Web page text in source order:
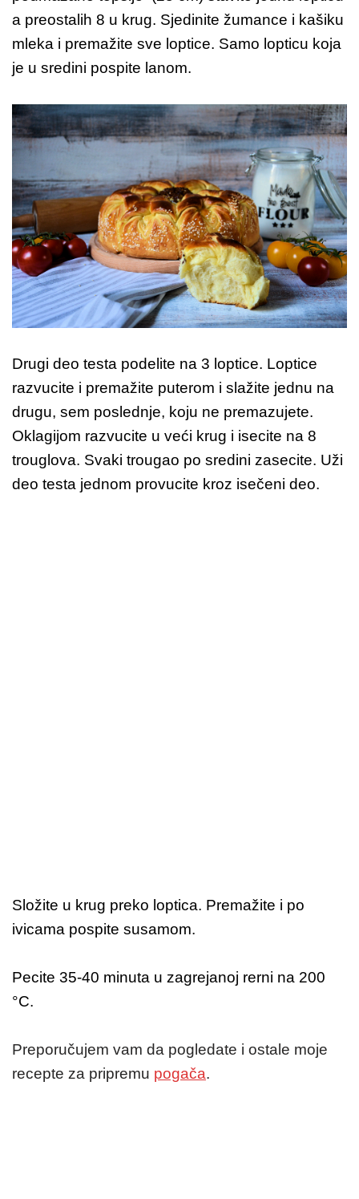
a preostalih 8 u krug. Sjedinite žumance i kašiku
mleka i premažite sve loptice. Samo lopticu koja
je u sredini pospite lanom.
Drugi deo testa podelite na 3 loptice. Loptice
razvucite i premažite puterom i slažite jednu na
drugu, sem poslednje, koju ne premazujete.
Oklagijom razvucite u veći krug i isecite na 8
trouglova. Svaki trougao po sredini zasecite. Uži
deo testa jednom provucite kroz isečeni deo.
Složite u krug preko loptica. Premažite i po
ivicama pospite susamom.
Pecite 35-40 minuta u zagrejanoj rerni na 200
°C.
Preporučujem vam da pogledate i ostale moje
recepte za pripremu pogača.